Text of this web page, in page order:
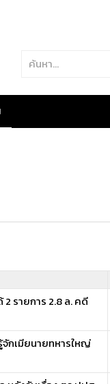
รายการ 2.8 ล. คดี
กเมียนายทหารใหญ่